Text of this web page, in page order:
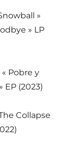
»
» LP
Pobre y
EP (2023)
Collapse